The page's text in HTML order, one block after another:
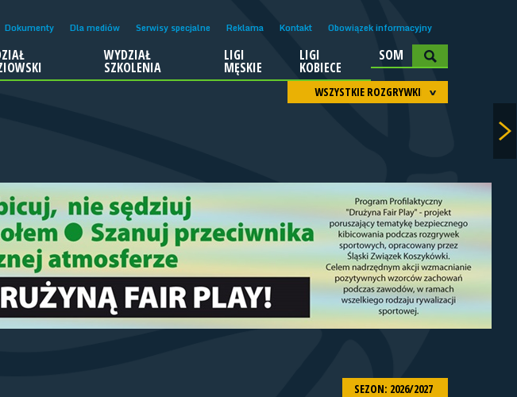
Dokumenty Dla mediów Serwisy specjalne Reklama Kontakt Obowiązek informacyjny
WYDZIAŁ
SZKOLENIA
LIGI
MĘSKIE
LIGI
KOBIECE
SOM
WSZYSTKIE ROZGRYWKI
SEZON: 2026/2027